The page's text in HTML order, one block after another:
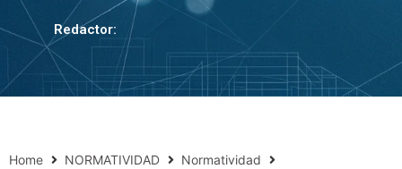
Redactor:
Home NORMATIVIDAD
Normatividad